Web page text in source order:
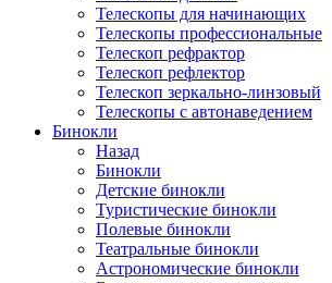
Телескопы для начинающих
Телескопы профессиональные
Телескоп рефрактор
Телескоп рефлектор
Телескоп зеркально-линзовый
Телескопы с автонаведением
Бинокли
Назад
Бинокли
Детские бинокли
Туристические бинокли
Полевые бинокли
Театральные бинокли
Астрономические бинокли